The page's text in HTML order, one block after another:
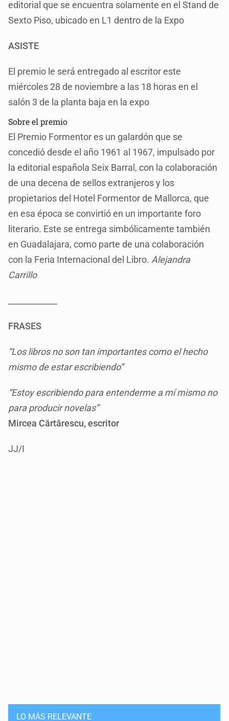
editorial que se encuentra solamente en el Stand de
Sexto Piso, ubicado en L1 dentro de la Expo
ASISTE
El premio le será entregado al escritor este
miércoles 28 de noviembre a las 18 horas en el
salón 3 de la planta baja en la expo
Sobre el premio
El Premio Formentor es un galardón que se
concedió desde el año 1961 al 1967, impulsado por
la editorial española Seix Barral, con la colaboración
de una decena de sellos extranjeros y los
propietarios del Hotel Formentor de Mallorca, que
en esa época se convirtió en un importante foro
literario. Este se entrega simbólicamente también
en Guadalajara, como parte de una colaboración
con la Feria Internacional del Libro. Alejandra
Carrillo
FRASES
“Los libros no son tan importantes como el hecho
mismo de estar escribiendo”
“Estoy escribiendo para entenderme a mí mismo no
para producir novelas”
Mircea Cărtărescu, escritor
JJ/I
LO MÁS RELEVANTE